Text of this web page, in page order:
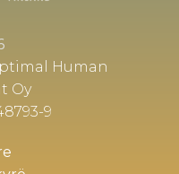
Human
Oy
9